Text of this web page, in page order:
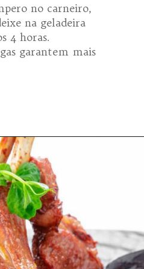
no carneiro,
na geladeira
4 horas.
garantem mais